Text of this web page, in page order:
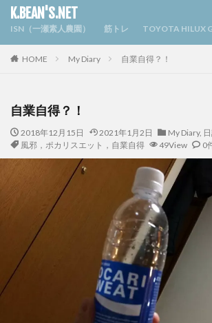
K.BEAN'S.NET
ISN（一瀬素人農園） 筋トレ TOYOTA HILUX
HOME My Diary 自業自得？！
自業自得？！
2018年12月15日 2021年1月2日 My Diary,
風邪，ポカリスエット，自業自得
49View 0